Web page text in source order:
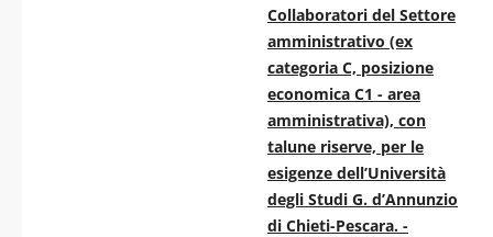
Collaboratori del Settore
amministrativo (ex
categoria C, posizione
economica C1 - area
amministrativa), con
talune riserve, per le
esigenze dell’Università
degli Studi G. d’Annunzio
di Chieti-Pescara. -